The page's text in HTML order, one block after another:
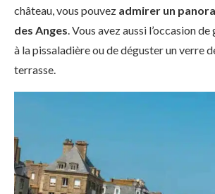
château, vous pouvez admirer un
des Anges. Vous avez aussi l’occasion
à la pissaladière ou de déguster un verre
terrasse.